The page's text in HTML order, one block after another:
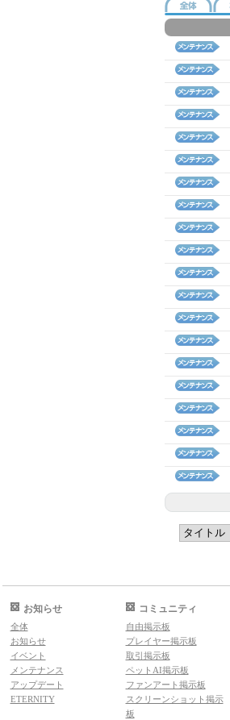
お知らせ
全体
お知らせ
イベント
メンテナンス
アップデート
ETERNITY
コミュニティ
自由掲示板
プレイヤー掲示板
取引掲示板
ペットAI掲示板
ファンアート掲示板
スクリーンショット掲示
板